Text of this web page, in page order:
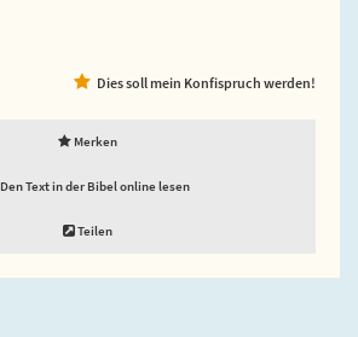
Dies soll mein Konfispruch werden!
Merken
Den Text in der Bibel online lesen
Teilen